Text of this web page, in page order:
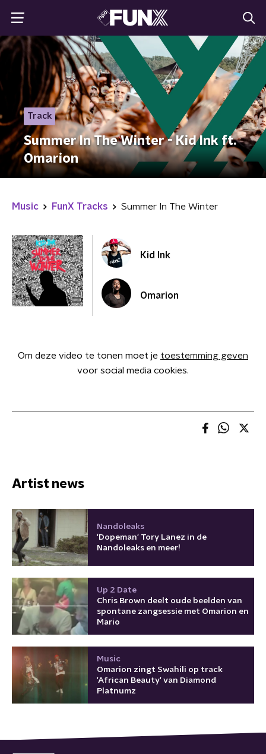
Track
Summer In The Winter - Kid Ink ft.
Omarion
Music FunX Tracks Summer In The Winter
Kid Ink
Omarion
Om deze video te tonen moet je toestemming geven
voor social media cookies.
Artist news
Nandoleaks
'Dopeman' Tory Lanez in de
Nandoleaks en meer!
Up 2 Date
Chris Brown deelt oude beelden van
spontane zangsessie met Omarion en
Mario
Music
Omarion zingt Swahili op track
'African Beauty' van Diamond
Platnumz